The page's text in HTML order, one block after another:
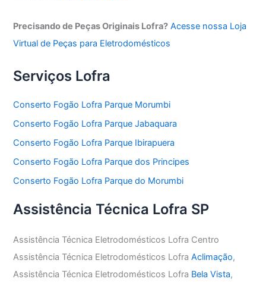
Precisando de Peças Originais Lofra? Acesse nossa Loja
Virtual de Peças para Eletrodomésticos
Serviços Lofra
Conserto Fogão Lofra Parque Morumbi
Conserto Fogão Lofra Parque Jabaquara
Conserto Fogão Lofra Parque Ibirapuera
Conserto Fogão Lofra Parque dos Principes
Conserto Fogão Lofra Parque do Morumbi
Assistência Técnica Lofra SP
Assistência Técnica Eletrodomésticos Lofra Centro
Assistência Técnica Eletrodomésticos LofraAclimação,
Assistência Técnica Eletrodomésticos Lofra Bela Vista,